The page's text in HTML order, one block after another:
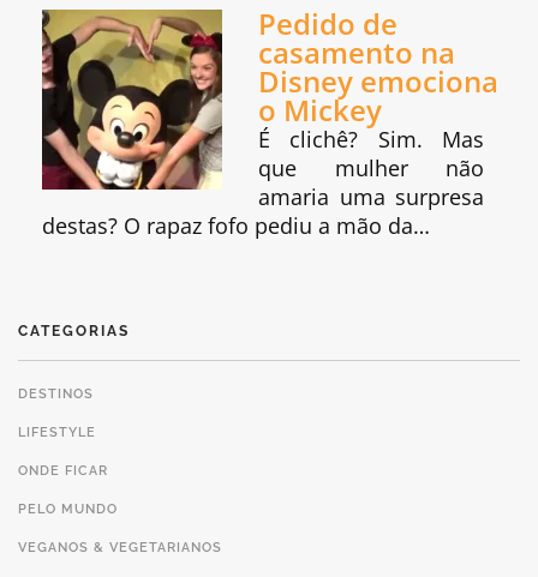
Pedido de
casamento na
Disney emociona
o Mickey
É clichê? Sim. Mas
que mulher não
amaria uma surpresa
destas? O rapaz fofo pediu a mão da…
CATEGORIAS
DESTINOS
LIFESTYLE
ONDE FICAR
PELO MUNDO
VEGANOS & VEGETARIANOS